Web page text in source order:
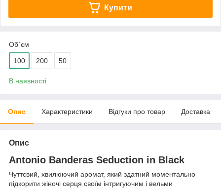
Купити
Об`єм
100 200 50
В наявності
Опис Характеристики Відгуки про товар Доставка
Опис
Antonio Banderas Seduction in Black
Чуттєвий, хвилюючий аромат, який здатний моментально
підкорити жіночі серця своїм інтригуючим і вельми